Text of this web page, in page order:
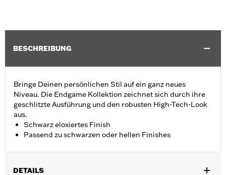
BESCHREIBUNG
Bringe Deinen persönlichen Stil auf ein ganz neues
Niveau. Die Endgame Kollektion zeichnet sich durch ihre
geschlitzte Ausführung und den robusten High-Tech-Look
aus.
Schwarz eloxiertes Finish
Passend zu schwarzen oder hellen Finishes
DETAILS